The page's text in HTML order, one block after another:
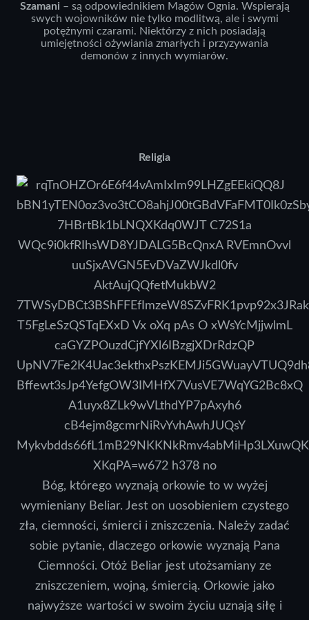
Szamani – są odpowiednikiem Magów Ognia. Wspierają
swych wojowników nie tylko modlitwą, ale i swymi
potężnymi czarami. Niektórzy z nich posiadają
umiejętności ożywiania zmarłych i przyzywania
demonów z innych wymiarów.
Religia
Bóg, którego wyznają orkowie to w wyżej
wymieniany Beliar. Jest on uosobieniem czystego
zła, ciemności, śmierci i zniszczenia. Należy zadać
sobie pytanie, dlaczego orkowie wyznają Pana
Ciemności. Otóż Beliar jest utożsamiany ze
zniszczeniem, wojną, śmiercią. Orkowie jako
najwyższe wartości w swoim życiu uznają siłę i